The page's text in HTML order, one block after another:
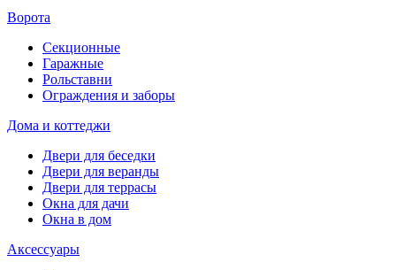
Ворота
Секционные
Гаражные
Рольставни
Ограждения и заборы
Дома и коттеджи
Двери для беседки
Двери для веранды
Двери для террасы
Окна для дачи
Окна в дом
Аксессуары